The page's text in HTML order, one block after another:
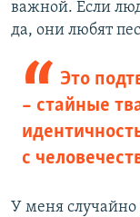
важной. Если
да, они любят
Это
– стайные
с
У меня случайно